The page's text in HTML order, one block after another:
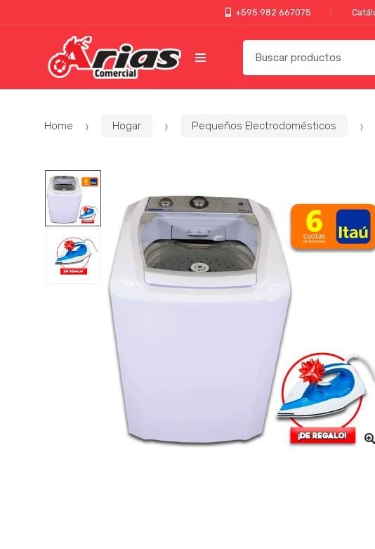
+595 982 667075
Home Hogar Pequeños Electrodomésticos